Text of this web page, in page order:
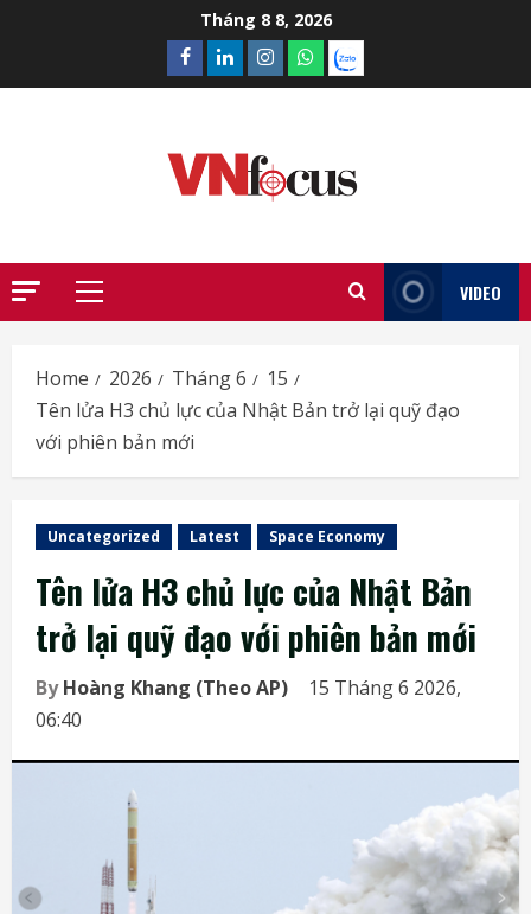
Tháng 8 8, 2026
Facebook
LinkedinInstagram
What’sapp
Zalo
Primary
VIDEO
Home 2026 Tháng 6
15
Tên lửa H3 chủ lực của Nhật Bản trở lại quỹ đạo
với phiên bản mới
Uncategorized Latest Space Economy
Tên lửa H3 chủ lực của Nhật Bản
trở lại quỹ đạo với phiên bản mới
ByHoàng Khang (Theo AP)
15 Tháng 6 2026,
06:40